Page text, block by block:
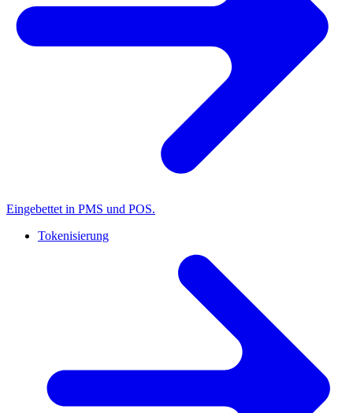
Eingebettet in PMS und POS.
Tokenisierung